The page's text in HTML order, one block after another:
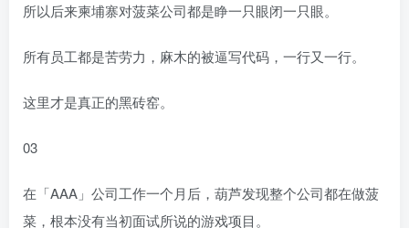
所以后来柬埔寨对菠菜公司都是睁一只眼闭一只眼。
所有员工都是苦劳力，麻木的被逼写代码，一行又一行。
这里才是真正的黑砖窑。
03
在「AAA」公司工作一个月后，葫芦发现整个公司都在做菠
菜，根本没有当初面试所说的游戏项目。